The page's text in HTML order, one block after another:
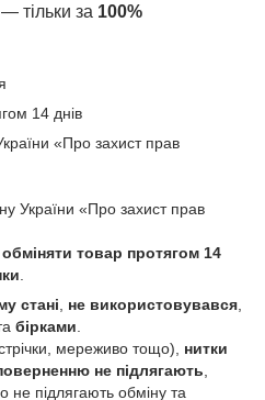
— тільки за 100%
14 днів
«Про захист прав
України «Про захист прав
товар протягом 14
стані не використовувався
бірками
мереживо тощо), нитки
не підлягають
не підлягають обміну та